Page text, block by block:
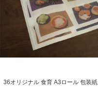
36オリジナル 食育 A3ロール 包装紙